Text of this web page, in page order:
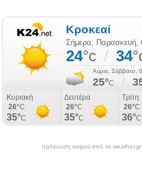
πρόγνωση καιρού από το weather.gr